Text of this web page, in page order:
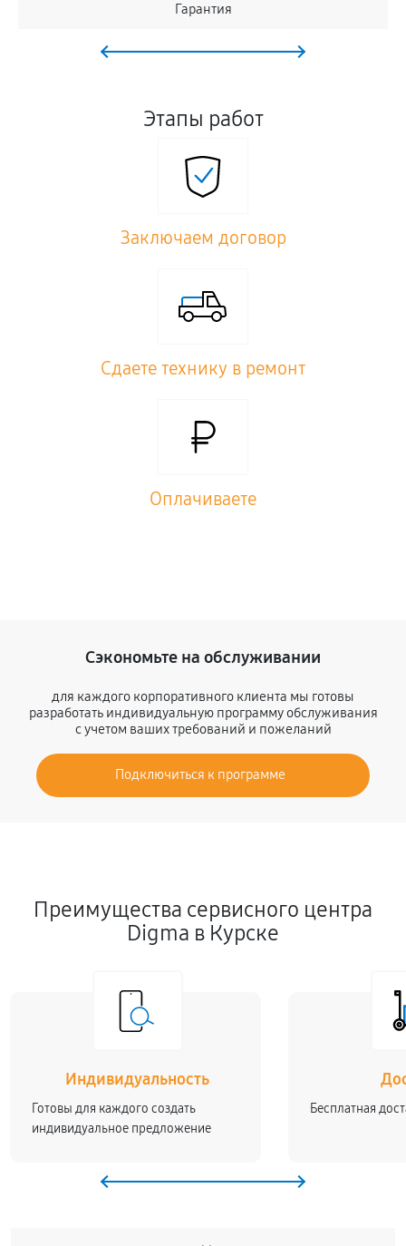
Гарантия
Этапы работ
Заключаем договор
Сдаете технику в ремонт
Оплачиваете
Сэкономьте на обслуживании
для каждого корпоративного клиента мы готовы
разработать индивидуальную программу обслуживания
с учетом ваших требований и пожеланий
Подключиться к программе
Преимущества сервисного центра
Digma в Курске
Индивидуальность
Готовы для каждого создать
индивидуальное предложение
Бесплатная